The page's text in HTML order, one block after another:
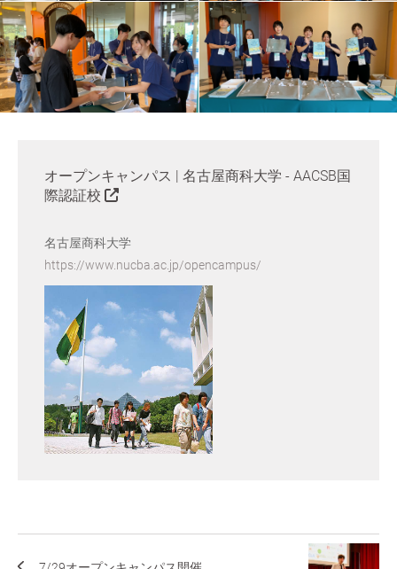
オープンキャンパス | 名古屋商科大学 - AACSB国
際認証校
名古屋商科大学
https://www.nucba.ac.jp/opencampus/